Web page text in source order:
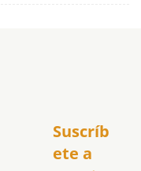
Suscríb
ete a